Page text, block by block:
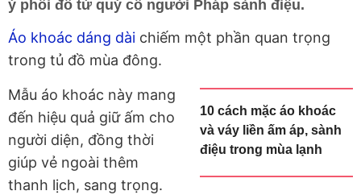
ý phối đồ từ quý cô người Pháp sành điệu.
Áo khoác dáng dài chiếm một phần quan trọng
trong tủ đồ mùa đông.
10 cách mặc áo khoác
và váy liền ấm áp, sành
điệu trong mùa lạnh
Mẫu áo khoác này mang
đến hiệu quả giữ ấm cho
người diện, đồng thời
giúp vẻ ngoài thêm
thanh lịch, sang trọng.